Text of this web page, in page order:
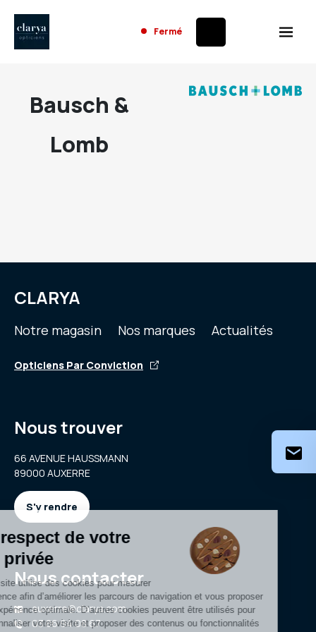
Fermé
Bausch &
Lomb
CLARYA
Notre magasin Nos marques Actualités
Opticiens Par Conviction
Nous trouver
66 AVENUE HAUSSMANN
89000 AUXERRE
S'y rendre
Nous contacter
auxerre@clarya.com
03 86 94 08 67